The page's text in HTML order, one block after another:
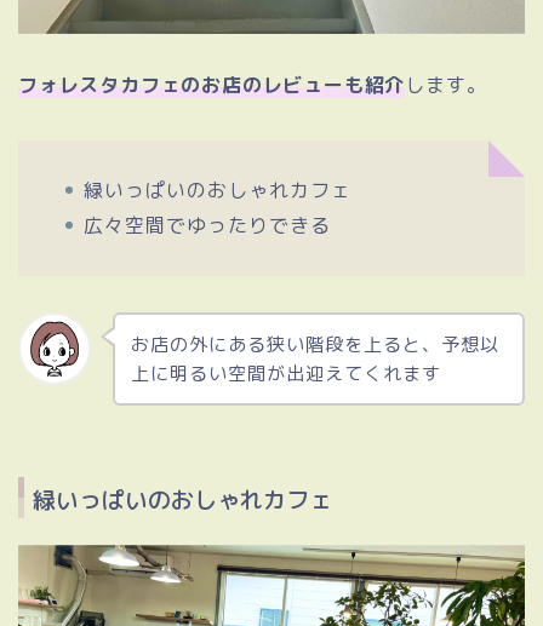
フォレスタカフェのお店のレビューも紹介します。
緑いっぱいのおしゃれカフェ
広々空間でゆったりできる
お店の外にある狭い階段を上ると、予想以
上に明るい空間が出迎えてくれます
緑いっぱいのおしゃれカフェ